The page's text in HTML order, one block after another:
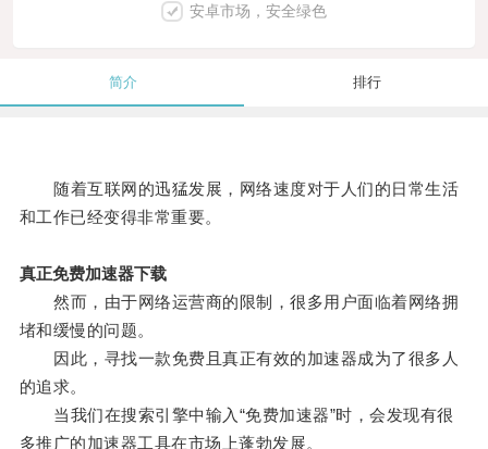
安卓市场，安全绿色
简介 排行
随着互联网的迅猛发展，网络速度对于人们的日常生活
和工作已经变得非常重要。
真正免费加速器下载
然而，由于网络运营商的限制，很多用户面临着网络拥
堵和缓慢的问题。
因此，寻找一款免费且真正有效的加速器成为了很多人
的追求。
当我们在搜索引擎中输入“免费加速器”时，会发现有很
多推广的加速器工具在市场上蓬勃发展。